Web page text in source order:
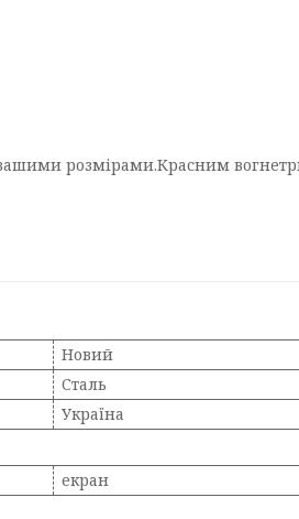
розмірами.Красним
Новий
Сталь
Україна
екран